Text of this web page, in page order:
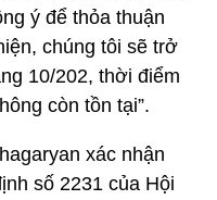
ý để thỏa thuận
chúng tôi sẽ trở
10/202, thời điểm
còn tồn tại”.
xác nhận
số 2231 của Hội